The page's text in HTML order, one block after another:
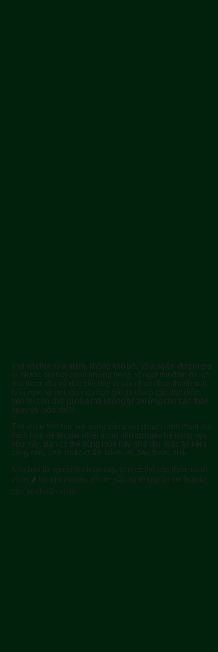
Thịt vịt chín vừa mềm, không khô bở, vừa ngấm đượm gia
vị. Nước om hơi sánh nhưng trong, vị ngọt thịt đậm đà, có
mùi thơm dịu và đặc biệt dậy vị sấu chua chua thanh mát.
Nếu món vịt om sấu của bạn hội đủ tất cả các đặc điểm
trên thì còn chờ gì nữa mà không tự thưởng cho bản thân
ngay và luôn nhỉ?!
Thịt vịt có tính hàn om cùng sấu chua chua thanh thanh rất
thích hợp để ăn giải nhiệt trong những ngày hè nóng nực
như này. Bạn có thể dùng món này như lẩu hoặc ăn kèm
cùng bún, cơm hoặc chấm bánh mỳ đều được nhé.
Nếu bạn là người thích ăn cay, bạn có thể cho thêm sa tế
và ớt 🌶 lúc om vịt nhé. Vịt om sấu sa tế cay ăn với bún là
cực kỳ chuẩn vị đó.